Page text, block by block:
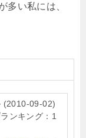
多い私には、
(2010-09-02)
ンキング：1